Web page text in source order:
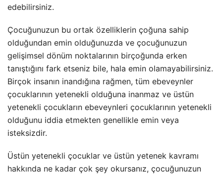
edebilirsiniz.
Çocuğunuzun bu ortak özelliklerin çoğuna sahip
olduğundan emin olduğunuzda ve çocuğunuzun
gelişimsel dönüm noktalarının birçoğunda erken
tanıştığını fark etseniz bile, hala emin olamayabilirsiniz.
Birçok insanın inandığına rağmen, tüm ebeveynler
çocuklarının yetenekli olduğuna inanmaz ve üstün
yetenekli çocukların ebeveynleri çocuklarının yetenekli
olduğunu iddia etmekten genellikle emin veya
isteksizdir.
Üstün yetenekli çocuklar ve üstün yetenek kavramı
hakkında ne kadar çok şey okursanız, çocuğunuzun